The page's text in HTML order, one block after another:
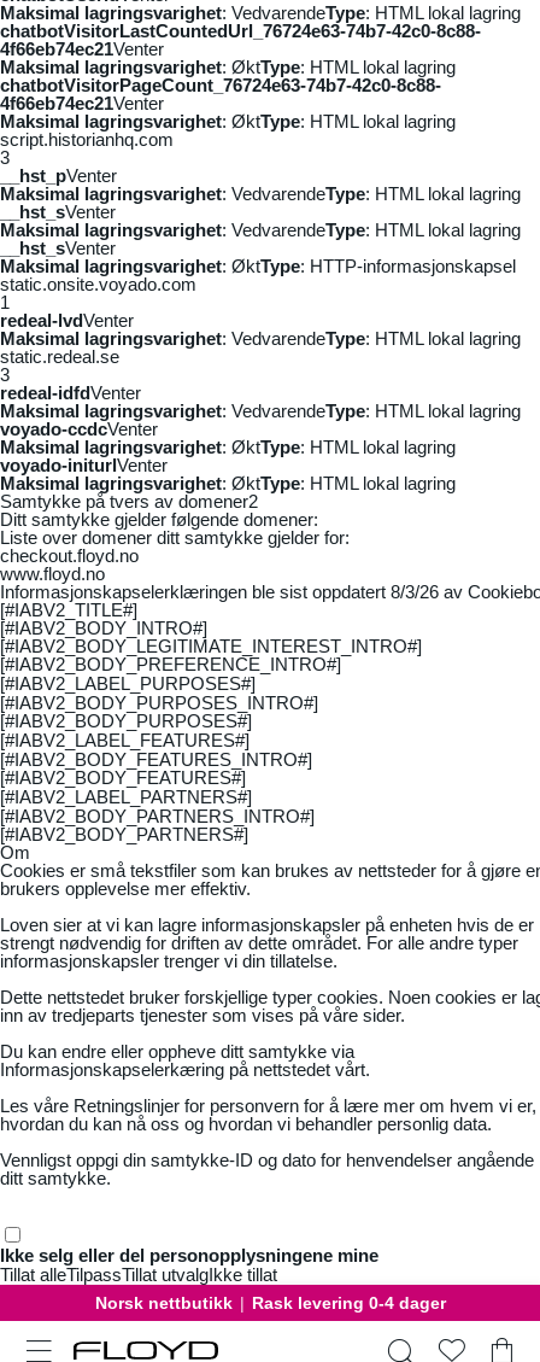
Maksimal lagringsvarighet: VedvarendeType: HTML lokal lagring
chatbotVisitorLastCountedUrl_76724e63-74b7-42c0-8c88-
4f66eb74ec21Venter
Maksimal lagringsvarighet: ØktType: HTML lokal lagring
chatbotVisitorPageCount_76724e63-74b7-42c0-8c88-
4f66eb74ec21Venter
Maksimal lagringsvarighet: ØktType: HTML lokal lagring
script.historianhq.com
3
__hst_pVenter
Maksimal lagringsvarighet: VedvarendeType: HTML lokal lagring
__hst_sVenter
Maksimal lagringsvarighet: VedvarendeType: HTML lokal lagring
__hst_sVenter
Maksimal lagringsvarighet: ØktType: HTTP-informasjonskapsel
static.onsite.voyado.com
1
redeal-lvdVenter
Maksimal lagringsvarighet: VedvarendeType: HTML lokal lagring
static.redeal.se
3
redeal-idfdVenter
Maksimal lagringsvarighet: VedvarendeType: HTML lokal lagring
voyado-ccdcVenter
Maksimal lagringsvarighet: ØktType: HTML lokal lagring
voyado-initurlVenter
Maksimal lagringsvarighet: ØktType: HTML lokal lagring
Samtykke på tvers av domener2
Ditt samtykke gjelder følgende domener:
Liste over domener ditt samtykke gjelder for:
checkout.floyd.no
www.floyd.no
Informasjonskapselerklæringen ble sist oppdatert 8/3/26 av
[#IABV2_TITLE#]
[#IABV2_BODY_INTRO#]
[#IABV2_BODY_LEGITIMATE_INTEREST_INTRO#]
[#IABV2_BODY_PREFERENCE_INTRO#]
[#IABV2_LABEL_PURPOSES#]
[#IABV2_BODY_PURPOSES_INTRO#]
[#IABV2_BODY_PURPOSES#]
[#IABV2_LABEL_FEATURES#]
[#IABV2_BODY_FEATURES_INTRO#]
[#IABV2_BODY_FEATURES#]
[#IABV2_LABEL_PARTNERS#]
[#IABV2_BODY_PARTNERS_INTRO#]
[#IABV2_BODY_PARTNERS#]
Om
Cookies er små tekstfiler som kan brukes av nettsteder for å gjøre
brukers opplevelse mer effektiv.
Loven sier at vi kan lagre informasjonskapsler på enheten hvis de er
strengt nødvendig for driften av dette området. For alle andre typer
informasjonskapsler trenger vi din tillatelse.
Dette nettstedet bruker forskjellige typer cookies. Noen cookies er
inn av tredjeparts tjenester som vises på våre sider.
Du kan endre eller oppheve ditt samtykke via
Informasjonskapselerkæring på nettstedet vårt.
Les våre Retningslinjer for personvern for å lære mer om hvem vi er,
hvordan du kan nå oss og hvordan vi behandler personlig data.
Vennligst oppgi din samtykke-ID og dato for henvendelser angående
ditt samtykke.
Ikke selg eller del personopplysningene mine
Tillat alleTilpassTillat utvalgIkke tillat
Norsk nettbutikk | Rask levering 0-4 dager